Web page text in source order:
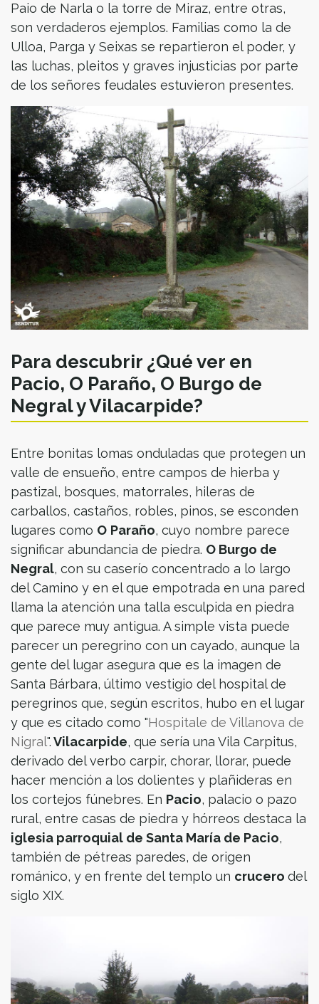
Paio de Narla o la torre de Miraz, entre otras,
son verdaderos ejemplos. Familias como la de
Ulloa, Parga y Seixas se repartieron el poder, y
las luchas, pleitos y graves injusticias por parte
de los señores feudales estuvieron presentes.
Para descubrir ¿Qué ver en
Pacio, O Paraño, O Burgo de
Negral y Vilacarpide?
Entre bonitas lomas onduladas que protegen un
valle de ensueño, entre campos de hierba y
pastizal, bosques, matorrales, hileras de
carballos, castaños, robles, pinos, se esconden
lugares como O Paraño, cuyo nombre parece
significar abundancia de piedra. O Burgo de
Negral, con su caserío concentrado a lo largo
del Camino y en el que empotrada en una pared
llama la atención una talla esculpida en piedra
que parece muy antigua. A simple vista puede
parecer un peregrino con un cayado, aunque la
gente del lugar asegura que es la imagen de
Santa Bárbara, último vestigio del hospital de
peregrinos que, según escritos, hubo en el lugar
y que es citado como "Hospitale de Villanova de
Nigral".Vilacarpide, que sería una Vila Carpitus,
derivado del verbo carpir, chorar, llorar, puede
hacer mención a los dolientes y plañideras en
los cortejos fúnebres. En Pacio, palacio o pazo
rural, entre casas de piedra y hórreos destaca la
iglesia parroquial de Santa María de Pacio,
también de pétreas paredes, de origen
románico, y en frente del templo un crucero del
siglo XIX.